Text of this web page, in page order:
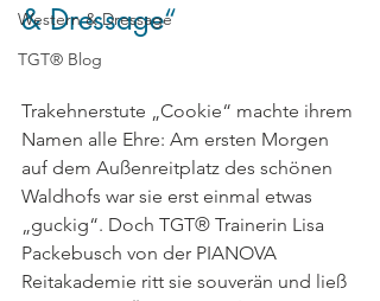
Western & Dressage
TGT® Blog
& Dressage“
Trakehnerstute „Cookie“ machte ihrem
Namen alle Ehre: Am ersten Morgen
auf dem Außenreitplatz des schönen
Waldhofs war sie erst einmal etwas
„guckig“. Doch TGT® Trainerin Lisa
Packebusch von der PIANOVA
Reitakademie ritt sie souverän und ließ